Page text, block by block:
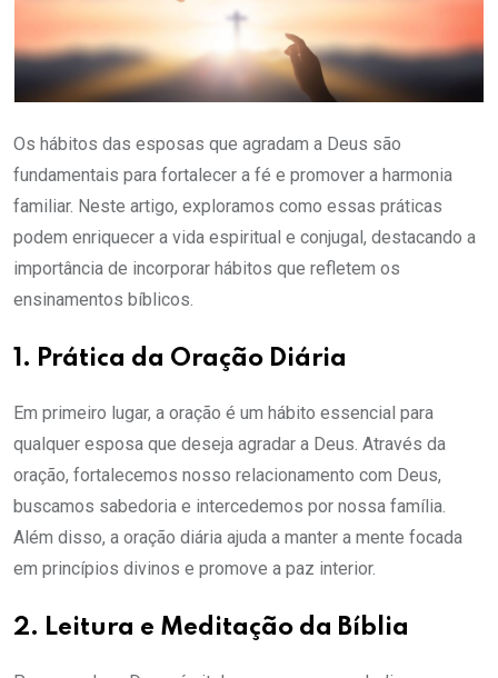
Os hábitos das esposas que agradam a Deus são
fundamentais para fortalecer a fé e promover a harmonia
familiar. Neste artigo, exploramos como essas práticas
podem enriquecer a vida espiritual e conjugal, destacando a
importância de incorporar hábitos que refletem os
ensinamentos bíblicos.
1. Prática da Oração Diária
Em primeiro lugar, a oração é um hábito essencial para
qualquer esposa que deseja agradar a Deus. Através da
oração, fortalecemos nosso relacionamento com Deus,
buscamos sabedoria e intercedemos por nossa família.
Além disso, a oração diária ajuda a manter a mente focada
em princípios divinos e promove a paz interior.
2. Leitura e Meditação da Bíblia